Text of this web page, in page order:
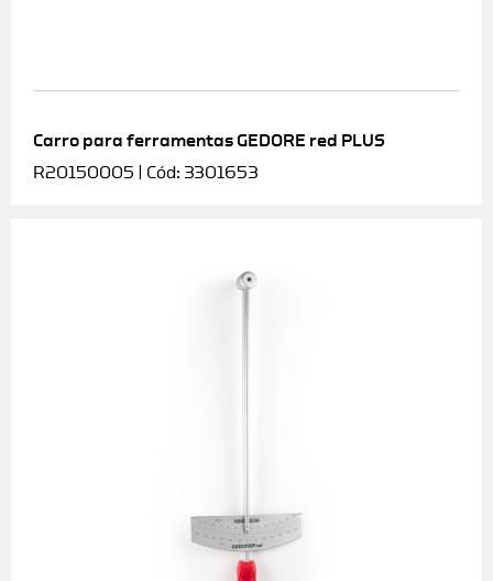
Carro para ferramentas GEDORE red PLUS
R20150005 | Cód: 3301653